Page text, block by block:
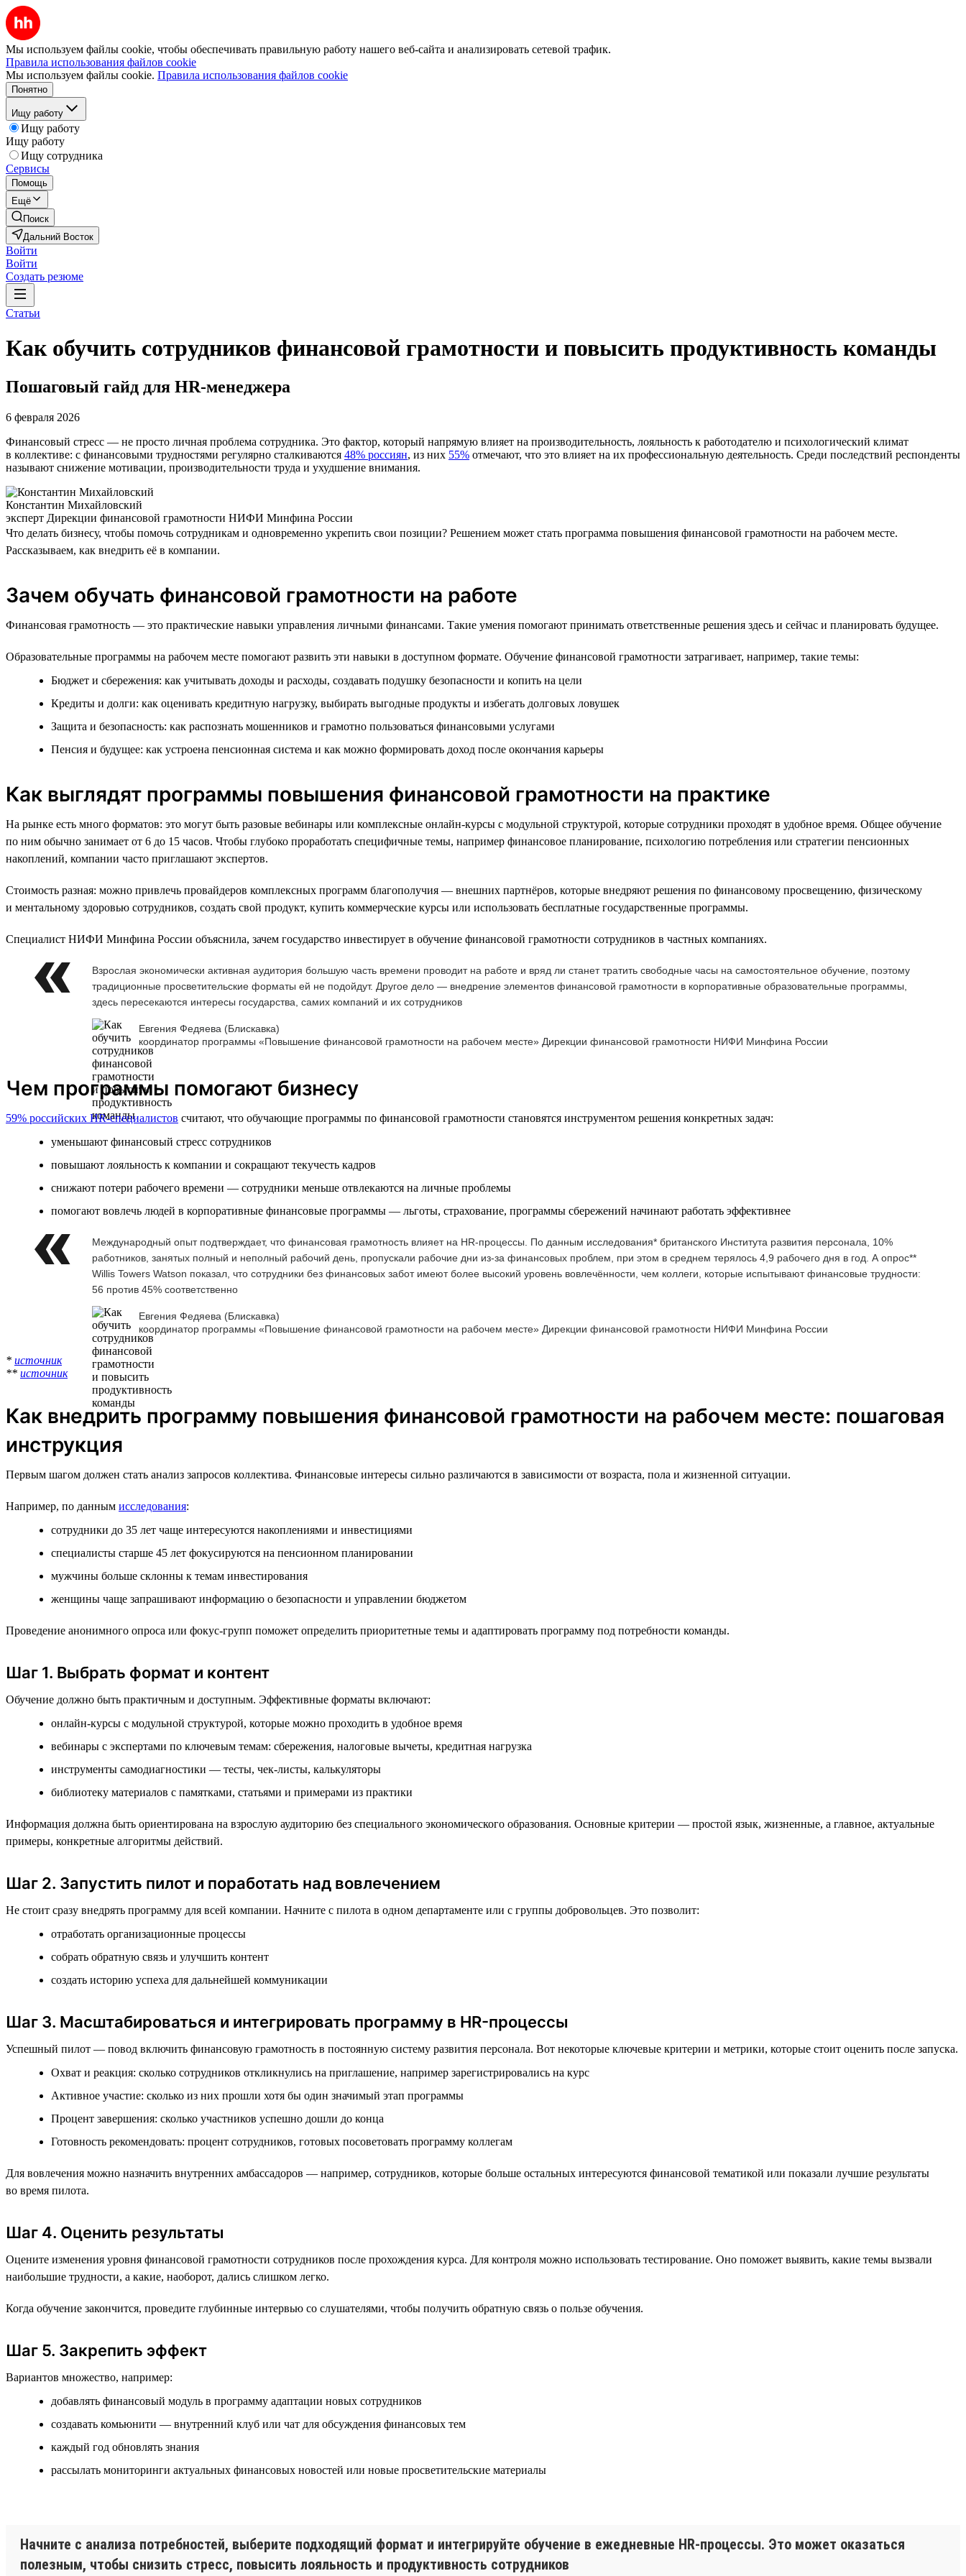
Мы используем файлы cookie, чтобы обеспечивать правильную работу нашего веб-сайта и анализировать сетевой трафик.
Правила использования файлов cookie
Мы используем файлы cookie. Правила использования файлов cookie
Понятно
Ищу работу
Ищу работу
Ищу работу
Ищу сотрудника
Сервисы
Помощь
Ещё
Поиск
Дальний Восток
Войти
Войти
Создать резюме
Статьи
Как обучить сотрудников финансовой грамотности и повысить продуктивность команды
Пошаговый гайд для HR-менеджера
6 февраля 2026
Финансовый стресс — не просто личная проблема сотрудника. Это фактор, который напрямую влияет на производительность, лояльность к работодателю и психологический климат
в коллективе: с финансовыми трудностями регулярно сталкиваются 48% россиян, из них 55% отмечают, что это влияет на их профессиональную деятельность. Среди последствий респонденты
называют снижение мотивации, производительности труда и ухудшение внимания.
Константин Михайловский
эксперт Дирекции финансовой грамотности НИФИ Минфина России
Что делать бизнесу, чтобы помочь сотрудникам и одновременно укрепить свои позиции? Решением может стать программа повышения финансовой грамотности на рабочем месте.
Рассказываем, как внедрить её в компании.
Зачем обучать финансовой грамотности на работе
Финансовая грамотность — это практические навыки управления личными финансами. Такие умения помогают принимать ответственные решения здесь и сейчас и планировать будущее.
Образовательные программы на рабочем месте помогают развить эти навыки в доступном формате. Обучение финансовой грамотности затрагивает, например, такие темы:
Бюджет и сбережения: как учитывать доходы и расходы, создавать подушку безопасности и копить на цели
Кредиты и долги: как оценивать кредитную нагрузку, выбирать выгодные продукты и избегать долговых ловушек
Защита и безопасность: как распознать мошенников и грамотно пользоваться финансовыми услугами
Пенсия и будущее: как устроена пенсионная система и как можно формировать доход после окончания карьеры
Как выглядят программы повышения финансовой грамотности на практике
На рынке есть много форматов: это могут быть разовые вебинары или комплексные онлайн-курсы с модульной структурой, которые сотрудники проходят в удобное время. Общее обучение
по ним обычно занимает от 6 до 15 часов. Чтобы глубоко проработать специфичные темы, например финансовое планирование, психологию потребления или стратегии пенсионных
накоплений, компании часто приглашают экспертов.
Стоимость разная: можно привлечь провайдеров комплексных программ благополучия — внешних партнёров, которые внедряют решения по финансовому просвещению, физическому
и ментальному здоровью сотрудников, создать свой продукт, купить коммерческие курсы или использовать бесплатные государственные программы.
Специалист НИФИ Минфина России объяснила, зачем государство инвестирует в обучение финансовой грамотности сотрудников в частных компаниях.
Взрослая экономически активная аудитория большую часть времени проводит на работе и вряд ли станет тратить свободные часы на самостоятельное обучение, поэтому
традиционные просветительские форматы ей не подойдут. Другое дело — внедрение элементов финансовой грамотности в корпоративные образовательные программы,
здесь пересекаются интересы государства, самих компаний и их сотрудников
Евгения Федяева (Блискавка)
координатор программы «Повышение финансовой грамотности на рабочем месте» Дирекции финансовой грамотности НИФИ Минфина России
Чем программы помогают бизнесу
59% российских HR-специалистов считают, что обучающие программы по финансовой грамотности становятся инструментом решения конкретных задач:
уменьшают финансовый стресс сотрудников
повышают лояльность к компании и сокращают текучесть кадров
снижают потери рабочего времени — сотрудники меньше отвлекаются на личные проблемы
помогают вовлечь людей в корпоративные финансовые программы — льготы, страхование, программы сбережений начинают работать эффективнее
Международный опыт подтверждает, что финансовая грамотность влияет на HR-процессы. По данным исследования* британского Института развития персонала, 10%
работников, занятых полный и неполный рабочий день, пропускали рабочие дни из-за финансовых проблем, при этом в среднем терялось 4,9 рабочего дня в год. А опрос**
Willis Towers Watson показал, что сотрудники без финансовых забот имеют более высокий уровень вовлечённости, чем коллеги, которые испытывают финансовые трудности:
56 против 45% соответственно
Евгения Федяева (Блискавка)
координатор программы «Повышение финансовой грамотности на рабочем месте» Дирекции финансовой грамотности НИФИ Минфина России
* источник
** источник
Как внедрить программу повышения финансовой грамотности на рабочем месте: пошаговая
инструкция
Первым шагом должен стать анализ запросов коллектива. Финансовые интересы сильно различаются в зависимости от возраста, пола и жизненной ситуации.
Например, по данным исследования:
сотрудники до 35 лет чаще интересуются накоплениями и инвестициями
специалисты старше 45 лет фокусируются на пенсионном планировании
мужчины больше склонны к темам инвестирования
женщины чаще запрашивают информацию о безопасности и управлении бюджетом
Проведение анонимного опроса или фокус-групп поможет определить приоритетные темы и адаптировать программу под потребности команды.
Шаг 1. Выбрать формат и контент
Обучение должно быть практичным и доступным. Эффективные форматы включают:
онлайн-курсы с модульной структурой, которые можно проходить в удобное время
вебинары с экспертами по ключевым темам: сбережения, налоговые вычеты, кредитная нагрузка
инструменты самодиагностики — тесты, чек-листы, калькуляторы
библиотеку материалов с памятками, статьями и примерами из практики
Информация должна быть ориентирована на взрослую аудиторию без специального экономического образования. Основные критерии — простой язык, жизненные, а главное, актуальные
примеры, конкретные алгоритмы действий.
Шаг 2. Запустить пилот и поработать над вовлечением
Не стоит сразу внедрять программу для всей компании. Начните с пилота в одном департаменте или с группы добровольцев. Это позволит:
отработать организационные процессы
собрать обратную связь и улучшить контент
создать историю успеха для дальнейшей коммуникации
Шаг 3. Масштабироваться и интегрировать программу в HR-процессы
Успешный пилот — повод включить финансовую грамотность в постоянную систему развития персонала. Вот некоторые ключевые критерии и метрики, которые стоит оценить после запуска.
Охват и реакция: сколько сотрудников откликнулись на приглашение, например зарегистрировались на курс
Активное участие: сколько из них прошли хотя бы один значимый этап программы
Процент завершения: сколько участников успешно дошли до конца
Готовность рекомендовать: процент сотрудников, готовых посоветовать программу коллегам
Для вовлечения можно назначить внутренних амбассадоров — например, сотрудников, которые больше остальных интересуются финансовой тематикой или показали лучшие результаты
во время пилота.
Шаг 4. Оценить результаты
Оцените изменения уровня финансовой грамотности сотрудников после прохождения курса. Для контроля можно использовать тестирование. Оно поможет выявить, какие темы вызвали
наибольшие трудности, а какие, наоборот, дались слишком легко.
Когда обучение закончится, проведите глубинные интервью со слушателями, чтобы получить обратную связь о пользе обучения.
Шаг 5. Закрепить эффект
Вариантов множество, например:
добавлять финансовый модуль в программу адаптации новых сотрудников
создавать комьюнити — внутренний клуб или чат для обсуждения финансовых тем
каждый год обновлять знания
рассылать мониторинги актуальных финансовых новостей или новые просветительские материалы
Начните с анализа потребностей, выберите подходящий формат и интегрируйте обучение в ежедневные HR-процессы. Это может оказаться
полезным, чтобы снизить стресс, повысить лояльность и продуктивность сотрудников